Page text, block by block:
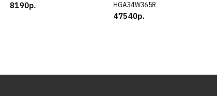
8190р.
HGA34W365R
47540р.